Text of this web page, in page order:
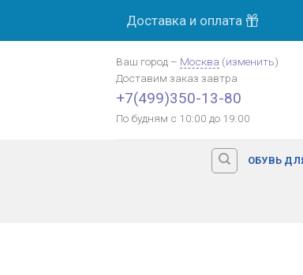
Доставка и оплата
Ваш город – Москва (изменить)
Доставим заказ завтра
+7(499)350-13-80
По будням с 10:00 до 19:00
ОБУВЬ